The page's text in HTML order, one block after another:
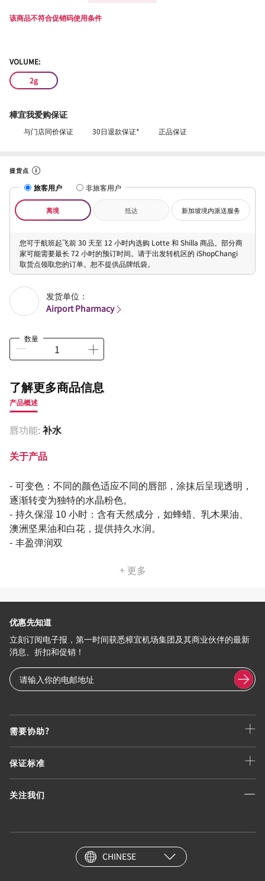
该商品不符合促销码使用条件
VOLUME:
2g
樟宜我爱购保证
与门店同价保证 30日退款保证* 正品保证
提货点
旅客用户 非旅客用户
离境 抵达 新加坡境内派送服务
您可于航班起飞前 30 天至 12 小时内选购 Lotte 和 Shilla 商品。部分商
家可能需要最长 72 小时的预订时间。请于出发转机区的 iShopChangi
取货点领取您的订单。恕不提供品牌纸袋。
发货单位：
Airport Pharmacy
数量
了解更多商品信息
产品概述
唇功能: 补水
关于产品
- 可变色：不同的颜色适应不同的唇部，涂抹后呈现透明，
逐渐转变为独特的水晶粉色。
- 持久保湿 10 小时：含有天然成分，如蜂蜡、乳木果油、
澳洲坚果油和白花，提供持久水润。
- 丰盈弹润双
+ 更多
需要协助?
保证标准
关注我们
优惠先知道
立刻订阅电子报，第一时间获悉樟宜机场集团及其商业伙伴的最新
消息、折扣和促销！
CHINESE